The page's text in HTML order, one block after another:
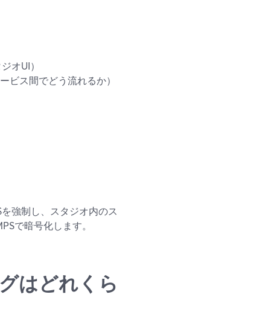
オUI）
ビス間でどう流れるか）
強制し、スタジオ内のス
で暗号化します。
はどれくら